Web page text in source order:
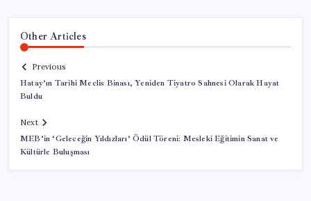
Other Articles
Previous
Hatay’ın Tarihi Meclis Binası, Yeniden Tiyatro Sahnesi Olarak Hayat
Buldu
Next
MEB’in ‘Geleceğin Yıldızları’ Ödül Töreni: Mesleki Eğitimin Sanat ve
Kültürle Buluşması